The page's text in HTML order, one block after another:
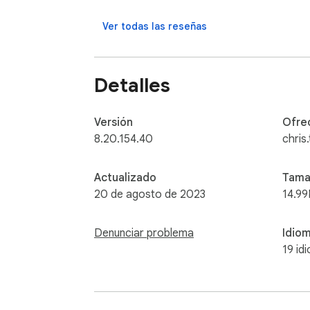
15. Enable fun snow, rain, falling leaves,
Ver todas las reseñas
Detalles
Versión
8.20.154.40
Actualizado
20 de agosto de 2023
Denunciar problema
19